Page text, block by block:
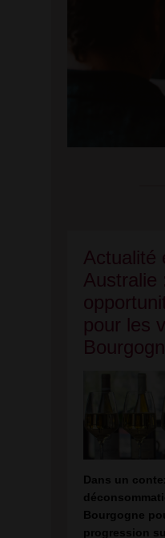
Actualité
Australie
pour les
Dans un
Bourgogne
progression